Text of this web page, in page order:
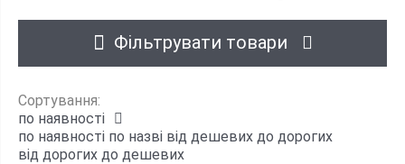
Фільтрувати товари
Сортування:
по наявності
по наявності по назві від дешевих до дорогих
від дорогих до дешевих